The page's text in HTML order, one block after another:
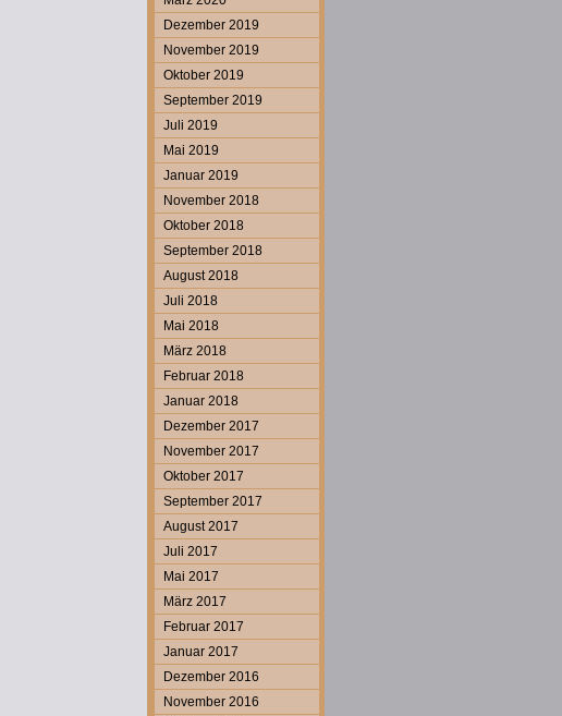
Dezember 2019
November 2019
Oktober 2019
September 2019
Juli 2019
Mai 2019
Januar 2019
November 2018
Oktober 2018
September 2018
August 2018
Juli 2018
Mai 2018
März 2018
Februar 2018
Januar 2018
Dezember 2017
November 2017
Oktober 2017
September 2017
August 2017
Juli 2017
Mai 2017
März 2017
Februar 2017
Januar 2017
Dezember 2016
November 2016